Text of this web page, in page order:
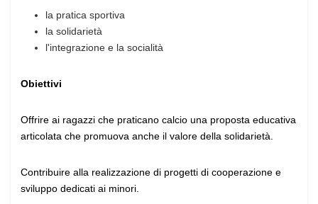
la pratica sportiva
la solidarietà
l'integrazione e la socialità
Obiettivi
Offrire ai ragazzi che praticano calcio una proposta educativa
articolata che promuova anche il valore della solidarietà.
Contribuire alla realizzazione di progetti di cooperazione e
sviluppo dedicati ai minori.